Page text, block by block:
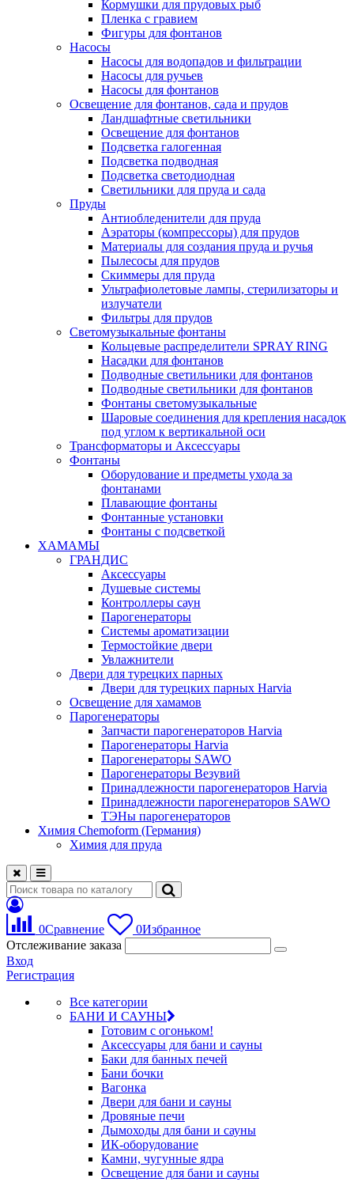
Кормушки для прудовых рыб
Пленка с гравием
Фигуры для фонтанов
Насосы
Насосы для водопадов и фильтрации
Насосы для ручьев
Насосы для фонтанов
Освещение для фонтанов, сада и прудов
Ландшафтные светильники
Освещение для фонтанов
Подсветка галогенная
Подсветка подводная
Подсветка светодиодная
Светильники для пруда и сада
Пруды
Антиобледенители для пруда
Аэраторы (компрессоры) для прудов
Материалы для создания пруда и ручья
Пылесосы для прудов
Скиммеры для пруда
Ультрафиолетовые лампы, стерилизаторы и
излучатели
Фильтры для прудов
Светомузыкальные фонтаны
Кольцевые распределители SPRAY RING
Насадки для фонтанов
Подводные светильники для фонтанов
Подводные светильники для фонтанов
Фонтаны светомузыкальные
Шаровые соединения для крепления насадок
под углом к вертикальной оси
Трансформаторы и Аксессуары
Фонтаны
Оборудование и предметы ухода за
фонтанами
Плавающие фонтаны
Фонтанные установки
Фонтаны с подсветкой
ХАМАМЫ
ГРАНДИС
Аксессуары
Душевые системы
Контроллеры саун
Парогенераторы
Системы ароматизации
Термостойкие двери
Увлажнители
Двери для турецких парных
Двери для турецких парных Harvia
Освещение для хамамов
Парогенераторы
Запчасти парогенераторов Harvia
Парогенераторы Harvia
Парогенераторы SAWO
Парогенераторы Везувий
Принадлежности парогенераторов Harvia
Принадлежности парогенераторов SAWO
ТЭНы парогенераторов
Химия Chemoform (Германия)
Химия для пруда
0Сравнение 0Избранное
Отслеживание заказа
Вход
Регистрация
Все категории
БАНИ И САУНЫ
Готовим с огоньком!
Аксессуары для бани и сауны
Баки для банных печей
Бани бочки
Вагонка
Двери для бани и сауны
Дровяные печи
Дымоходы для бани и сауны
ИК-оборудование
Камни, чугунные ядра
Освещение для бани и сауны